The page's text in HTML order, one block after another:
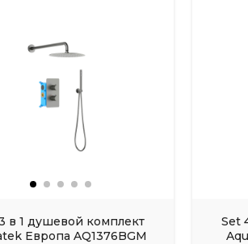
в 1 душевой комплект
Европа AQ1376BGM
Set